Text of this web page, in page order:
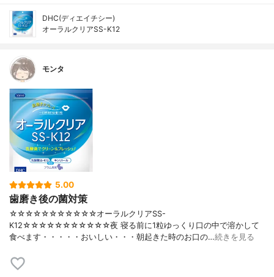
DHC(ディエイチシー)
オーラルクリアSS-K12
モンタ
5.00
歯磨き後の菌対策
☆☆☆☆☆☆☆☆☆☆☆オーラルクリアSS-
K12☆☆☆☆☆☆☆☆☆☆☆夜 寝る前に1粒ゆっくり口の中で溶かして
食べます・・・・・おいしい・・・朝起きた時のお口の…続きを見る